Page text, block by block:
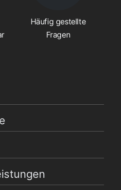
Häufig gestellte
Fragen